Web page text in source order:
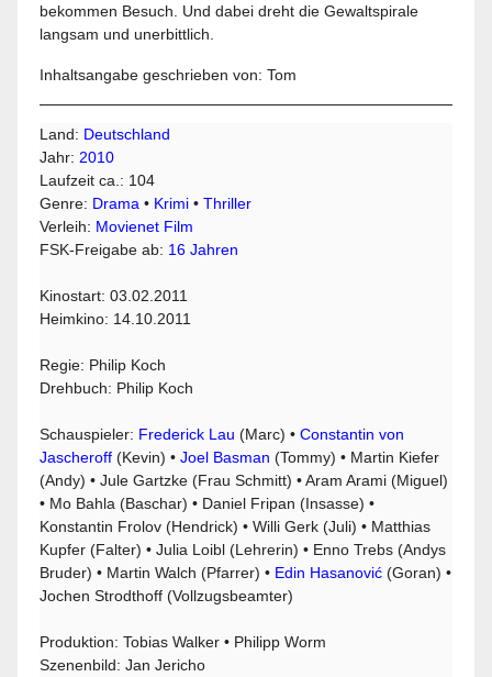
bekommen Besuch. Und dabei dreht die Gewaltspirale
langsam und unerbittlich.
Inhaltsangabe geschrieben von: Tom
Land: Deutschland
Jahr: 2010
Laufzeit ca.: 104
Genre: Drama • Krimi •Thriller
Verleih: Movienet Film
FSK-Freigabe ab: 16 Jahren
Kinostart: 03.02.2011
Heimkino: 14.10.2011
Regie: Philip Koch
Drehbuch: Philip Koch
Schauspieler: Frederick Lau (Marc) •Constantin von
Jascheroff (Kevin) •Joel Basman (Tommy) • Martin Kiefer
(Andy) • Jule Gartzke (Frau Schmitt) • Aram Arami (Miguel)
• Mo Bahla (Baschar) • Daniel Fripan (Insasse) •
Konstantin Frolov (Hendrick) • Willi Gerk (Juli) • Matthias
Kupfer (Falter) • Julia Loibl (Lehrerin) • Enno Trebs (Andys
Bruder) • Martin Walch (Pfarrer) • Edin Hasanović (Goran) •
Jochen Strodthoff (Vollzugsbeamter)
Produktion: Tobias Walker • Philipp Worm
Szenenbild: Jan Jericho